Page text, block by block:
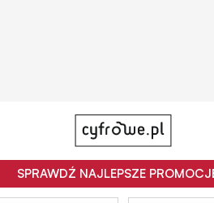
SPRAWDŹ NAJLEPSZE